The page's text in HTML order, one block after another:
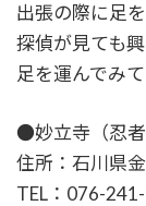
出張の際に足
探偵が見ても
足を運んでみ
●妙立寺（忍
住所：石川県
TEL：076-